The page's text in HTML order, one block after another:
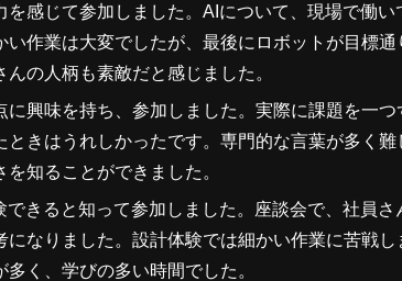
感じて参加しました。AIについて、現場で働
い作業は大変でしたが、最後にロボットが目標
の人柄も素敵だと感じました。
に興味を持ち、参加しました。実際に課題を一
ときはうれしかったです。専門的な言葉が多く
知ることができました。
きると知って参加しました。座談会で、社員
なりました。設計体験では細かい作業に苦戦
く、学びの多い時間でした。